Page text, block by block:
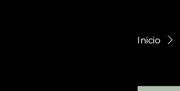
Inicio